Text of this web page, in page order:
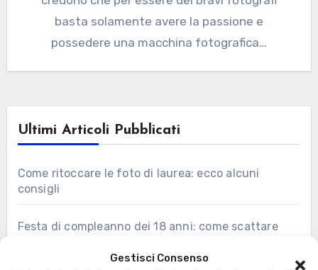
Gestisci Consenso
basta solamente avere la passione e
possedere una macchina fotografica…
Ultimi Articoli Pubblicati
Come ritoccare le foto di laurea: ecco alcuni
consigli
Festa di compleanno dei 18 anni: come scattare